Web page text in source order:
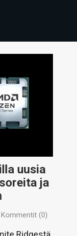
uusia
ja
Kommentit (0)